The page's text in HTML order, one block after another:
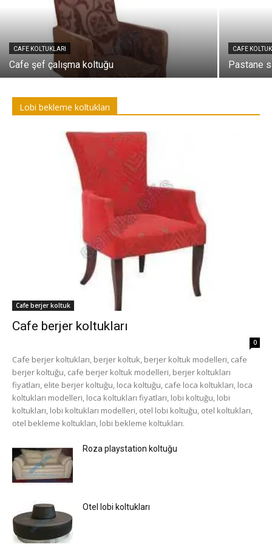
CAFE KOLTUKLARI
Cafe şef çalışma koltuğu
CAFE
Pastane
Lobi bekleme koltukları
Cafe berjer koltuk
Cafe berjer koltukları
0
Cafe berjer koltukları, berjer koltuk, berjer koltuk modelleri, cafe
berjer koltuğu, cafe berjer koltuk modelleri, berjer koltukları
fiyatları, elite berjer koltuğu, loca koltuğu, cafe loca koltukları, loca
koltukları modelleri, loca koltukları fiyatları, lobi koltuğu, lobi
koltukları, lobi koltukları modelleri, otel lobi koltuğu, otel koltukları,
otel bekleme koltukları, lobi bekleme koltukları.
Roza playstation koltuğu
Otel lobi koltukları